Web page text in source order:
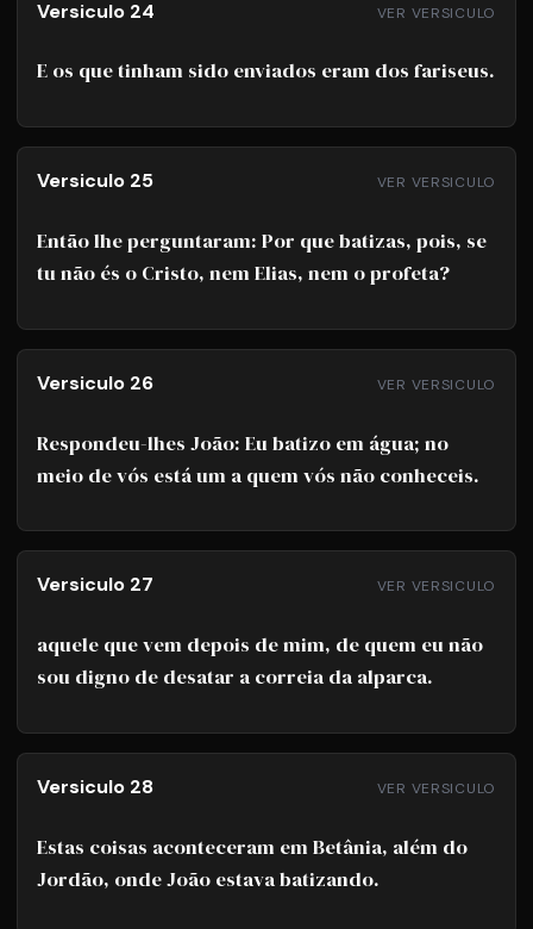
Versiculo 24 VER VERSICULO
E os que tinham sido enviados eram dos fariseus.
Versiculo 25 VER VERSICULO
Então lhe perguntaram: Por que batizas, pois, se
tu não és o Cristo, nem Elias, nem o profeta?
Versiculo 26 VER VERSICULO
Respondeu-lhes João: Eu batizo em água; no
meio de vós está um a quem vós não conheceis.
Versiculo 27 VER VERSICULO
aquele que vem depois de mim, de quem eu não
sou digno de desatar a correia da alparca.
Versiculo 28 VER VERSICULO
Estas coisas aconteceram em Betânia, além do
Jordão, onde João estava batizando.